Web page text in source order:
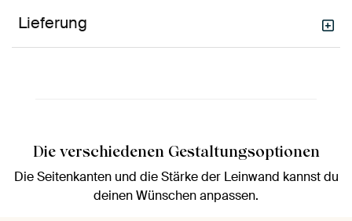
Lieferung
Die verschiedenen Gestaltungsoptionen
Die Seitenkanten und die Stärke der Leinwand kannst du
deinen Wünschen anpassen.